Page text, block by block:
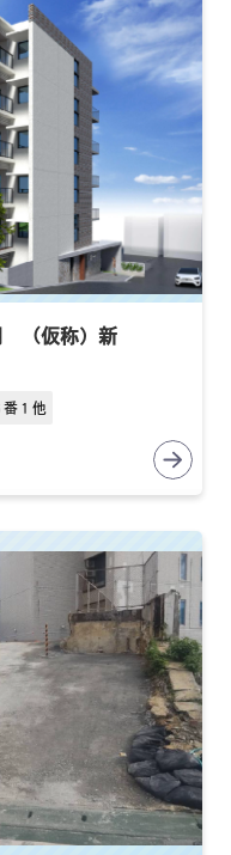
（仮称）新
番１他